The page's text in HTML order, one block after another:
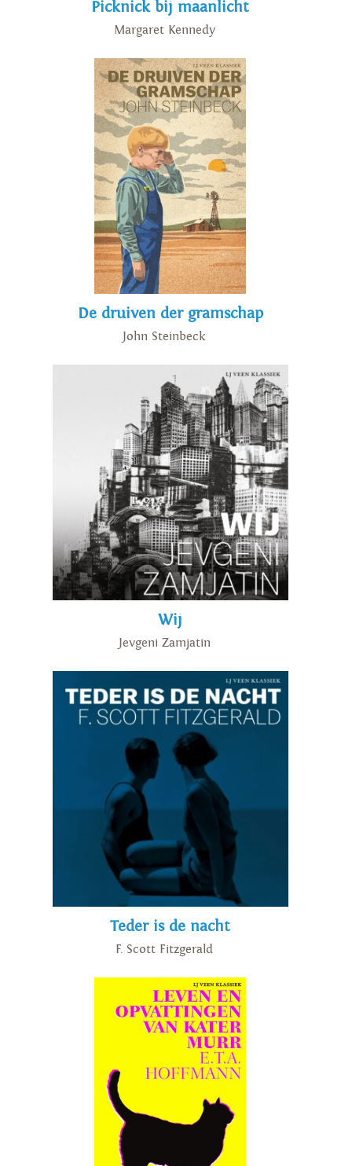
Picknick bij maanlicht
Margaret Kennedy
De druiven der gramschap
John Steinbeck
Wij
Jevgeni Zamjatin
Teder is de nacht
F. Scott Fitzgerald